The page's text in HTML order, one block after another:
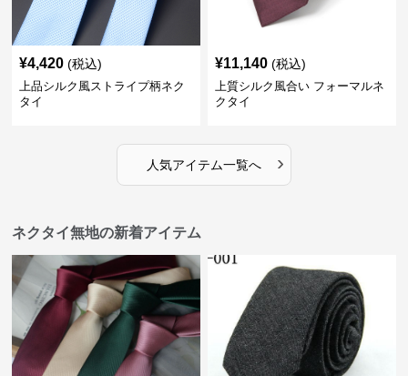
¥4,420 (税込)
上品シルク風ストライプ柄ネク
タイ
¥11,140 (税込)
上質シルク風合い フォーマルネ
クタイ
人気アイテム一覧へ ›
ネクタイ無地の新着アイテム